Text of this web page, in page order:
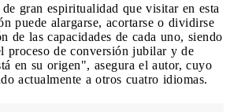
gran espiritualidad que visitar en esta
puede alargarse, acortarse o dividirse
de las capacidades de cada uno, siendo
proceso de conversión jubilar y de
en su origen", asegura el autor, cuyo
actualmente a otros cuatro idiomas.